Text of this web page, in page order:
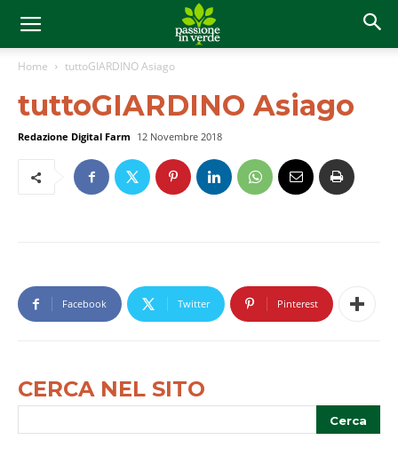
Home tuttoGIARDINO Asiago
tuttoGIARDINO Asiago
Redazione Digital Farm 12 Novembre 2018
Facebook Twitter Pinterest
CERCA NEL SITO